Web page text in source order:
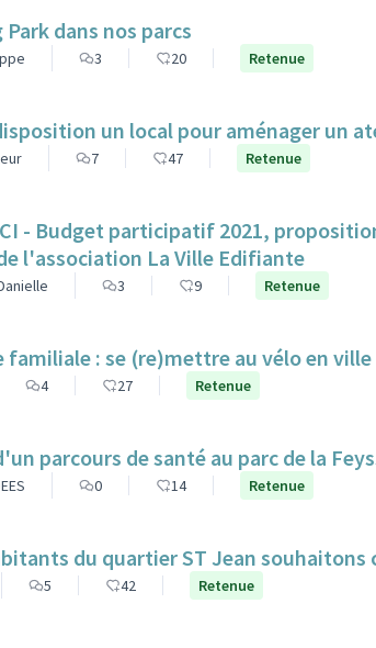
Park dans nos parcs
3 20 Retenue
un local pour aménager un
7 47 Retenue
- Budget participatif 2021,
l'association La Ville Edifiante
3 9 Retenue
familiale : se (re)mettre au vélo en ville
4 27 Retenue
parcours de santé au parc de la
0 14 Retenue
du quartier ST Jean
5 42 Retenue